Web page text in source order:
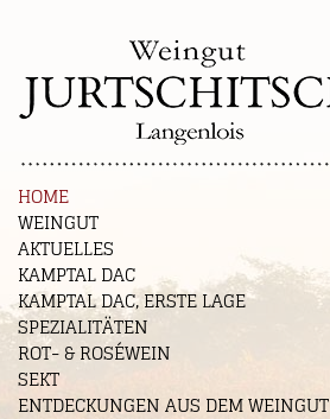
HOME
WEINGUT
AKTUELLES
KAMPTAL DAC
KAMPTAL DAC, ERSTE LAGE
SPEZIALITÄTEN
ROT- & ROSÉWEIN
SEKT
ENTDECKUNGEN AUS DEM WEINGUT